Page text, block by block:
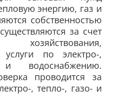
энергию, газ и
собственностью
за счет
услуги по электро-,
водоснабжению.
проводится за
, тепло-, газо- и